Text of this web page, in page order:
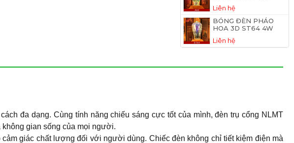
Liên hệ
BÓNG ĐÈN PHÁO
HOA 3D ST64 4W
Liên hệ
đa dạng. Cùng tính năng chiếu sáng cực tốt của mình, đèn trụ cổng NLMT
gian sống của mọi người.
giác chất lượng đối với người dùng. Chiếc đèn không chỉ tiết kiệm điện mà